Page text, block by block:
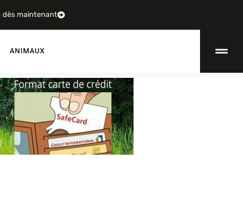
dès maintenant
ANIMAUX